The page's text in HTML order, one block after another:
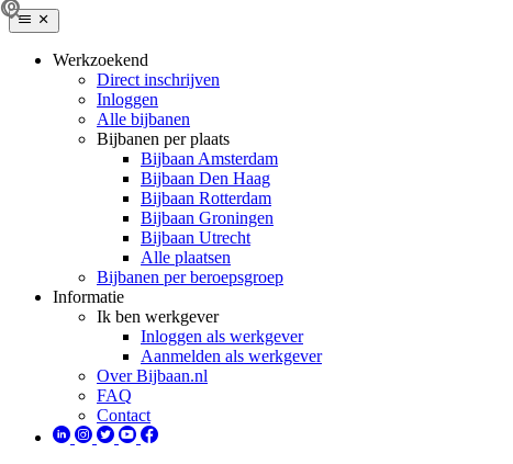
Werkzoekend
Direct inschrijven
Inloggen
Alle bijbanen
Bijbanen per plaats
Bijbaan Amsterdam
Bijbaan Den Haag
Bijbaan Rotterdam
Bijbaan Groningen
Bijbaan Utrecht
Alle plaatsen
Bijbanen per beroepsgroep
Informatie
Ik ben werkgever
Inloggen als werkgever
Aanmelden als werkgever
Over Bijbaan.nl
FAQ
Contact